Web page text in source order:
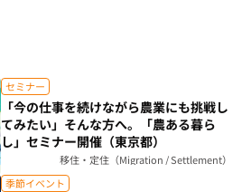
セミナー
「今の仕事を続けながら農業にも挑戦し
てみたい」そんな方へ。「農ある暮ら
し」セミナー開催（東京都）
移住・定住（Migration / Settlement）
季節イベント